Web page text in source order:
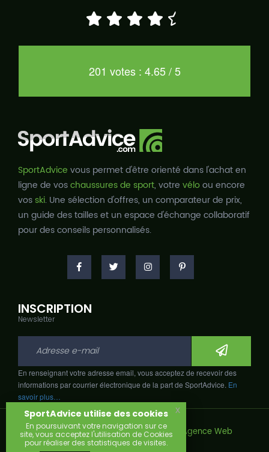
201 votes : 4.65 / 5
SportAdvice vous permet d'être orienté dans l'achat en
ligne de voschaussures de sport, votre véloou encore
vosski. Une sélection d'offres, un comparateur de prix,
un guide des tailles et un espace d'échange collaboratif
pour des conseils personnalisés.
INSCRIPTION
Newsletter
En renseignant votre adresse email, vous acceptez de recevoir des
informations par courrier électronique de la part de SportAdvice. En
savoir plus…
Copyright © 2026, Développé avec par
Agence Web
Narobaz.
SportAdvice utilise des cookies
En poursuivant votre navigation sur ce
site, vous acceptez l'utilisation de Cookies
pour réaliser des statistiques de visites.
x